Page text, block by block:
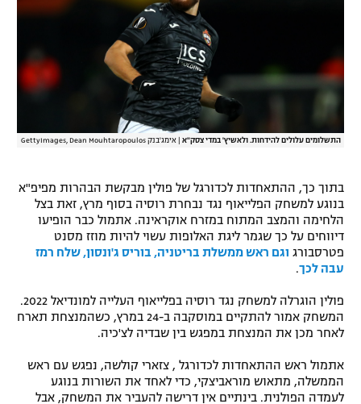
התשלומים עלולים להידחות. ולאשיץ' במדי צסק"א אימג'בנק GettyImages, Dean Mouhtaropoulos
בתוך כך, ההתאחדות לכדורגל של פולין מבקשת הבהרות מפיפ"א
בנוגע למשחק הפלייאוף נגד נבחרת רוסיה בסוף מרץ, זאת בצל
הלחימה והמצב המתוח במזרח אוקראינה. אתמול כבר הופיעו
דיווחים על כך שגמר ליגת האלופות עשוי להיות מוזז מסנט
פטרסבורג וגם ראש ממשלת בריטניה, בוריס ג'ונסון, שלח רמז
עבה לכך.
פולין הוגרלה למשחק נגד רוסיה בפלייאוף העלייה למונדיאל 2022.
המשחק אמור להתקיים במוסקבה ב-24 במרץ, כשהמנצחת תארח
לאחר מכן את המנצחת במפגש בין שבדיה לצ'כיה.
אתמול ראש ההתאחדות לכדורגל , צזארי קולשה, נפגש עם ראש
הממשלה, מתאוש מוראביצקי, כדי לאחד את השורות בנוגע
לעמדה הפולנית. בינתיים אין דרישה להעביר את המשחק, אבל